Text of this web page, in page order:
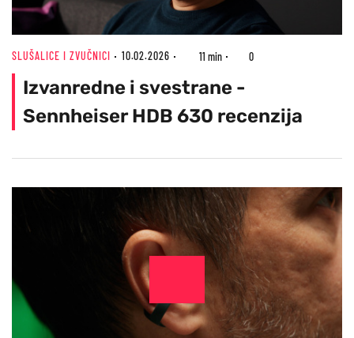
SLUŠALICE I ZVUČNICI 10.02.2026 11 min 0
Izvanredne i svestrane -
Sennheiser HDB 630 recenzija